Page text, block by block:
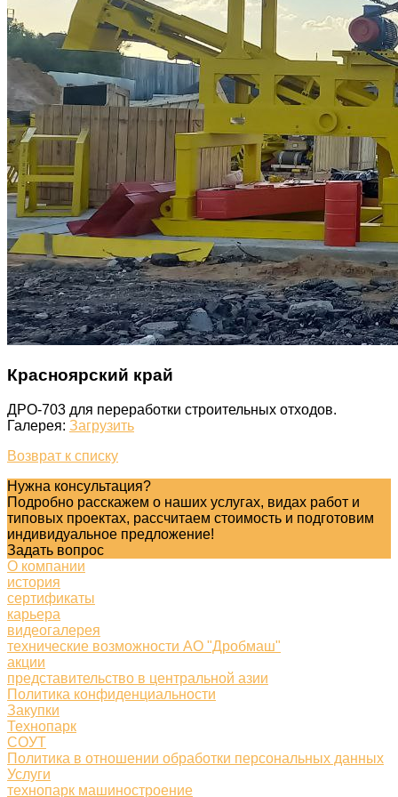
Красноярский край
ДРО-703 для переработки строительных отходов.
Галерея: Загрузить
Возврат к списку
Нужна консультация?
Подробно расскажем о наших услугах, видах работ и
типовых проектах, рассчитаем стоимость и подготовим
индивидуальное предложение!
Задать вопрос
О компании
история
сертификаты
карьера
видеогалерея
технические возможности АО "Дробмаш"
акции
представительство в центральной азии
Политика конфиденциальности
Закупки
Технопарк
СОУТ
Политика в отношении обработки персональных данных
Услуги
технопарк машиностроение